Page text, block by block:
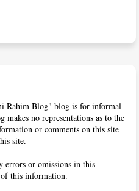
Rahim Blog" blog is for informal
no representations as to the
or comments on this site
site.
or omissions in this
this information.